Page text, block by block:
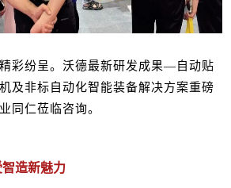
彩纷呈。沃德最新研发成果—自动贴
及非标自动化智能装备解决方案重磅
同仁莅临咨询。
造新魅力